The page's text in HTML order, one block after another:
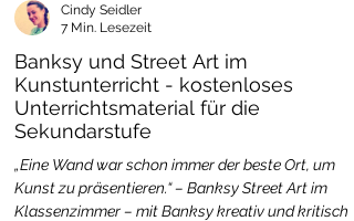
Banksy und Street Art im
Kunstunterricht - kostenloses
Unterrichtsmaterial für die
Sekundarstufe
„Eine Wand war schon immer der beste Ort, um
Kunst zu präsentieren.“ – Banksy Street Art im
Klassenzimmer – mit Banksy kreativ und kritisch
Cindy Seidler
7 Min. Lesezeit